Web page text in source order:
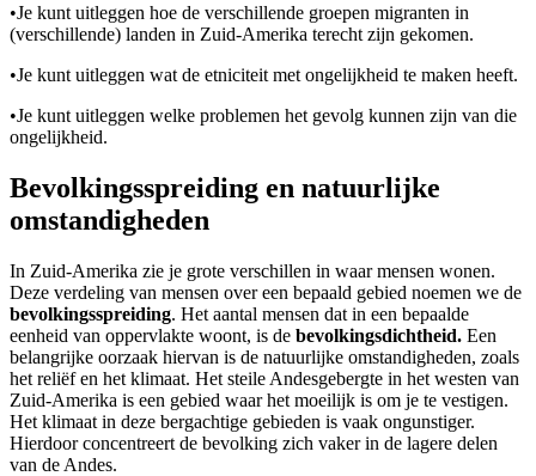
•Je kunt uitleggen hoe de verschillende groepen migranten in
(verschillende) landen in Zuid-Amerika terecht zijn gekomen.
•Je kunt uitleggen wat de etniciteit met ongelijkheid te maken heeft.
•Je kunt uitleggen welke problemen het gevolg kunnen zijn van die
ongelijkheid.
Bevolkingsspreiding en natuurlijke
omstandigheden
In Zuid-Amerika zie je grote verschillen in waar mensen wonen.
Deze verdeling van mensen over een bepaald gebied noemen we de
bevolkingsspreiding. Het aantal mensen dat in een bepaalde
eenheid van oppervlakte woont, is de bevolkingsdichtheid. Een
belangrijke oorzaak hiervan is de natuurlijke omstandigheden, zoals
het reliëf en het klimaat. Het steile Andesgebergte in het westen van
Zuid-Amerika is een gebied waar het moeilijk is om je te vestigen.
Het klimaat in deze bergachtige gebieden is vaak ongunstiger.
Hierdoor concentreert de bevolking zich vaker in de lagere delen
van de Andes.